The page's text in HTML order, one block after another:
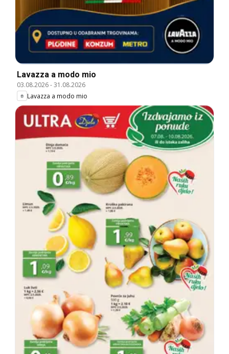
Lavazza a modo mio
03.08.2026-31.08.2026
Lavazza a modo mio